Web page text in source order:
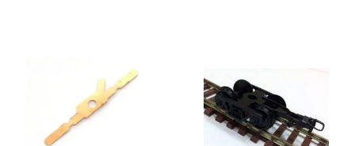
MAIOR PREÇO
A - Z